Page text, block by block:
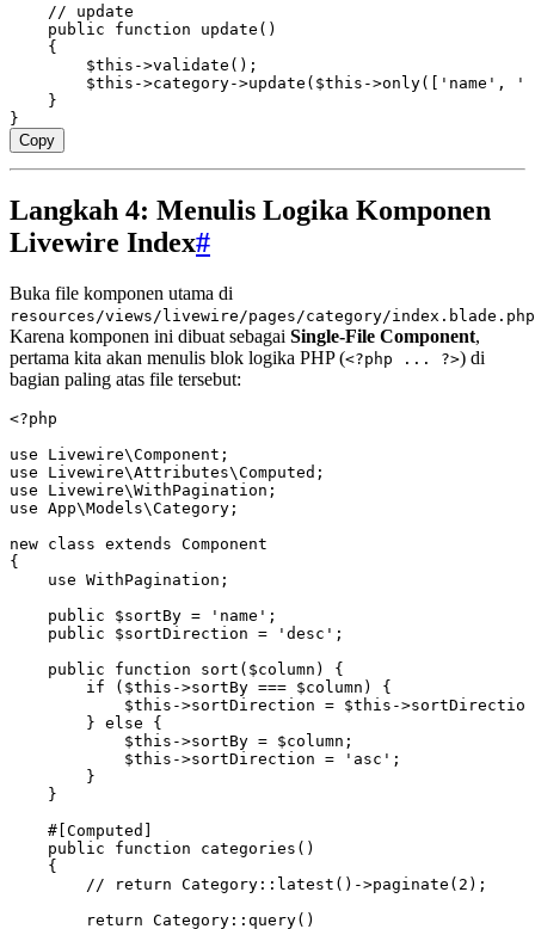
    // update
    public
function update ()
    {
        $this
->validate () ;
        $this
->category->update ( $this ->only( 'name' ,
    }
}
Copy
Langkah 4: Menulis Logika Komponen
Livewire Index#
Buka file komponen utama di
resources/views/livewire/pages/category/index.blade.php
Karena komponen ini dibuat sebagai Single-File Component,
pertama kita akan menulis blok logika PHP (<?php ... ?>) di
bagian paling atas file tersebut:
<?php
use Livewire\Component ;
use Livewire\Attributes\Computed ;
use Livewire\WithPagination ;
use App\Models\Category ;
new class extends Component
{
    use
WithPagination ;
    public
$sortBy = 'name' ;
    public
$sortDirection = 'desc' ;
    public
function sort ($column) {
        if
( $this ->sortBy === $column) {
            $this
->sortDirection = $this ->
        }
else {
            $this
->sortBy = $column;
            $this
->sortDirection = 'asc' ;
        }
    }
    #[
Computed ]
    public
function categories ()
    {
        // return Category::latest()->paginate(2);
        return
Category :: query()